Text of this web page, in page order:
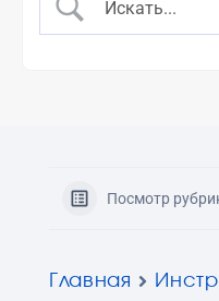
Посмотр
Главная